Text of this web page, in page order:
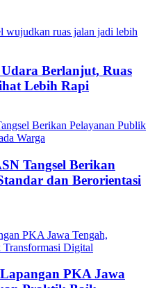
Berlanjut, Ruas
Lebih Rapi
Tangsel Berikan
dan Berorientasi
PKA Jawa